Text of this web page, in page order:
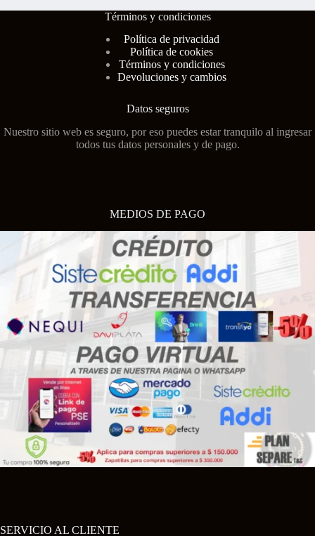
Términos y condiciones
Política de privacidad
Política de cookies
Términos y condiciones
Devoluciones y cambios
Datos seguros
Nuestro sitio web es seguro, por eso puedes estar tranquilo al ingresar
todos tus datos personales y de pago.
MEDIOS DE PAGO
SERVICIO AL CLIENTE